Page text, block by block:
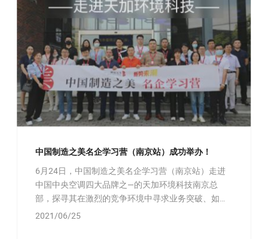
中国制造之美名企学习营（南京站）成功举办！
6月24日，中国制造之美名企学习营（南京站）走进
中国中央空调四大品牌之—的天加环境科技南京总
部，探寻其在激烈的竞争环境中寻求业务突破、如何
在稳健的发展中践行绿色转型的发展理念。
2021/06/25